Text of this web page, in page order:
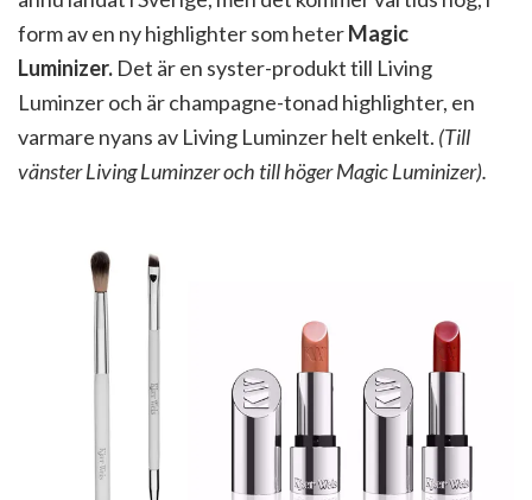
form av en ny highlighter som heterMagic
Luminizer. Det är en syster-produkt till Living
Luminzer och är champagne-tonad highlighter, en
varmare nyans av Living Luminzer helt enkelt. (Till
vänster Living Luminzer och till höger Magic Luminizer).